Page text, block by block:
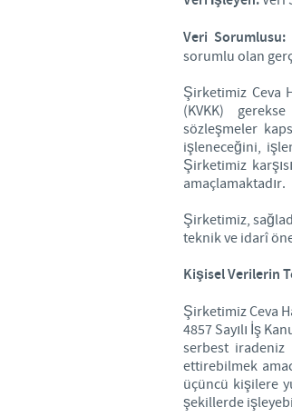
Veri Sorumlusu:
sorumlu olan
Şirketimiz Ceva
(KVKK)
sözleşmeler
işleneceğini,
Şirketimiz
amaçlamaktadır.
Şirketimiz,
teknik ve idarî
Kişisel Verilerin
Şirketimiz Ceva
4857 Sayılı İş
serbest iradeniz
ettirebilmek
üçüncü kişilere
şekillerde